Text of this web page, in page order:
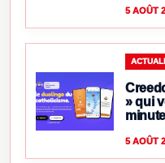
5 AOÛT
» qui
5 AOÛT